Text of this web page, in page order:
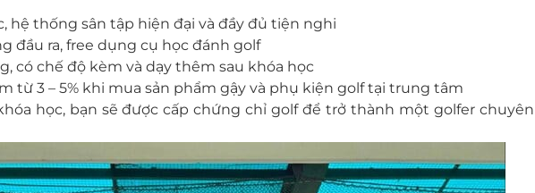
hệ thống sân tập hiện đại và đầy đủ tiện nghi
đầu ra, free dụng cụ học đánh golf
có chế độ kèm và dạy thêm sau khóa học
từ 3 – 5% khi mua sản phẩm gậy và phụ kiện golf tại trung tâm
học, bạn sẽ được cấp chứng chỉ golf để trở thành một golfer chuyên